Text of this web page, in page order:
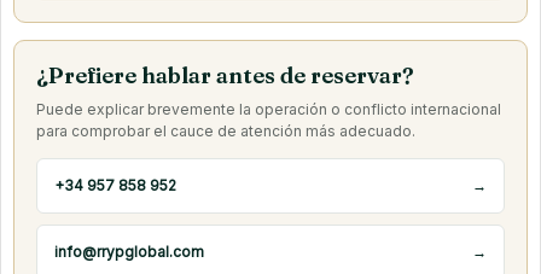
¿Prefiere hablar antes de reservar?
Puede explicar brevemente la operación o conflicto internacional
para comprobar el cauce de atención más adecuado.
+34 957 858 952 →
info@rrypglobal.com →